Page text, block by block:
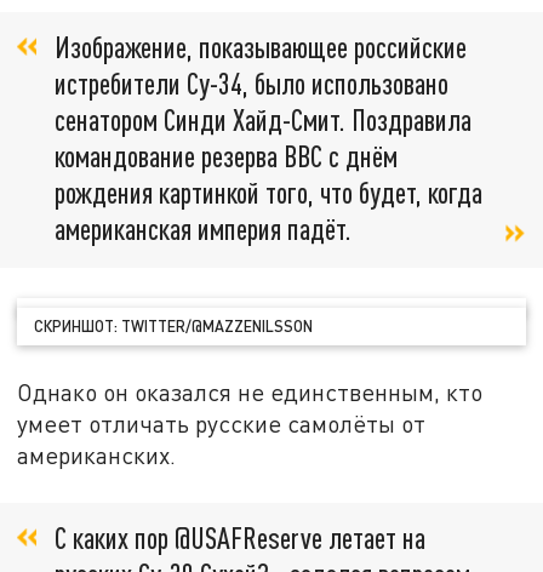
Изображение, показывающее российские
истребители Су-34, было использовано
сенатором Синди Хайд-Смит. Поздравила
командование резерва ВВС с днём
рождения картинкой того, что будет, когда
американская империя падёт.
СКРИНШОТ: TWITTER/@MAZZENILSSON
Однако он оказался не единственным, кто
умеет отличать русские самолёты от
американских.
С каких пор @USAFReserve летает на